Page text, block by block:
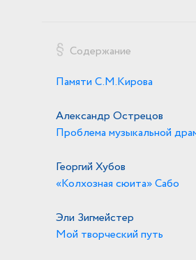
Содержание
Памяти С.М.Кирова
Александр Острецов
Проблема музыкальной
Георгий Хубов
«Колхозная сюита» Сабо
Эли Зигмейстер
Мой творческий путь